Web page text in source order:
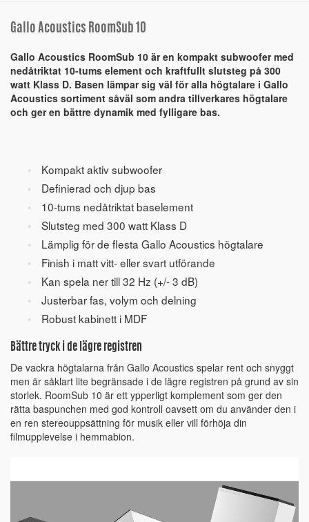
Gallo Acoustics RoomSub 10
Gallo Acoustics RoomSub 10 är en kompakt subwoofer med
nedåtriktat 10-tums element och kraftfullt slutsteg på 300
watt Klass D. Basen lämpar sig väl för alla högtalare i Gallo
Acoustics sortiment såväl som andra tillverkares högtalare
och ger en bättre dynamik med fylligare bas.
Kompakt aktiv subwoofer
Definierad och djup bas
10-tums nedåtriktat baselement
Slutsteg med 300 watt Klass D
Lämplig för de flesta Gallo Acoustics högtalare
Finish i matt vitt- eller svart utförande
Kan spela ner till 32 Hz (+/- 3 dB)
Justerbar fas, volym och delning
Robust kabinett i MDF
Bättre tryck i de lägre registren
De vackra högtalarna från Gallo Acoustics spelar rent och snyggt
men är såklart lite begränsade i de lägre registren på grund av sin
storlek. RoomSub 10 är ett ypperligt komplement som ger den
rätta baspunchen med god kontroll oavsett om du använder den i
en ren stereouppsättning för musik eller vill förhöja din
filmupplevelse i hemmabion.